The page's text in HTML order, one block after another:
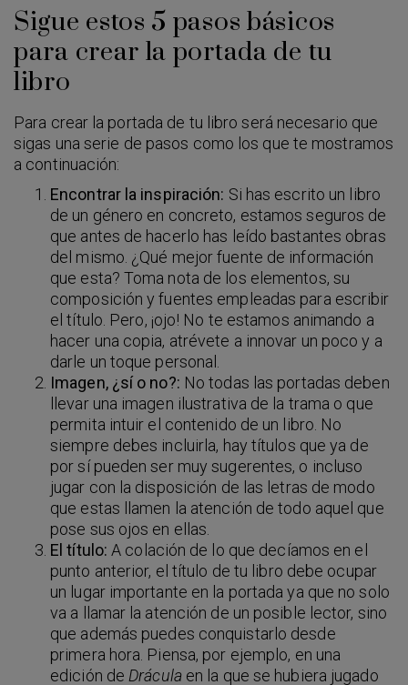
Sigue estos 5 pasos básicos
para crear la portada de tu
libro
Para crear la portada de tu libro será necesario que
sigas una serie de pasos como los que te mostramos
a continuación:
Encontrar la inspiración: Si has escrito un libro
de un género en concreto, estamos seguros de
que antes de hacerlo has leído bastantes obras
del mismo. ¿Qué mejor fuente de información
que esta? Toma nota de los elementos, su
composición y fuentes empleadas para escribir
el título. Pero, ¡ojo! No te estamos animando a
hacer una copia, atrévete a innovar un poco y a
darle un toque personal.
Imagen, ¿sí o no?: No todas las portadas deben
llevar una imagen ilustrativa de la trama o que
permita intuir el contenido de un libro. No
siempre debes incluirla, hay títulos que ya de
por sí pueden ser muy sugerentes, o incluso
jugar con la disposición de las letras de modo
que estas llamen la atención de todo aquel que
pose sus ojos en ellas.
El título: A colación de lo que decíamos en el
punto anterior, el título de tu libro debe ocupar
un lugar importante en la portada ya que no solo
va a llamar la atención de un posible lector, sino
que además puedes conquistarlo desde
primera hora. Piensa, por ejemplo, en una
edición de Drácula en la que se hubiera jugado